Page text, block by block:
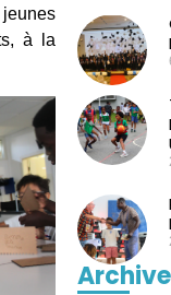
jeunes
à la